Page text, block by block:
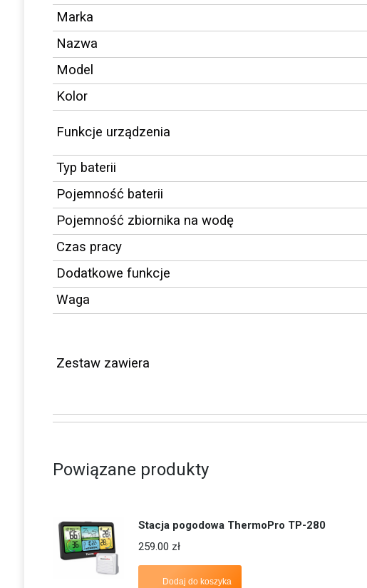
Marka
Nazwa
Model
Kolor
Funkcje urządzenia
Typ baterii
Pojemność baterii
Pojemność zbiornika na wodę
Czas pracy
Dodatkowe funkcje
Waga
Zestaw zawiera
Powiązane produkty
Stacja pogodowa ThermoPro TP-280
259.00 zł
Dodaj do koszyka